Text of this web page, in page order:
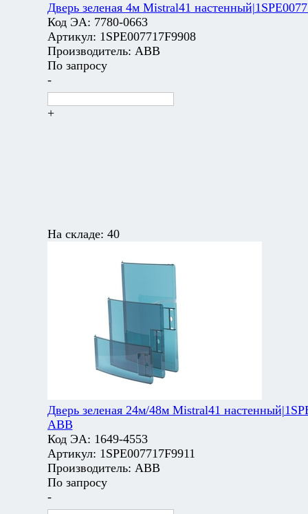
Дверь зеленая 4м Mistral41
Код ЭА: 7780-0663
Артикул: 1SPE007717F9908
Производитель: ABB
По запросу
-
+
На складе: 40
Дверь зеленая 24м/48м Mistral41
ABB
Код ЭА: 1649-4553
Артикул: 1SPE007717F9911
Производитель: ABB
По запросу
-